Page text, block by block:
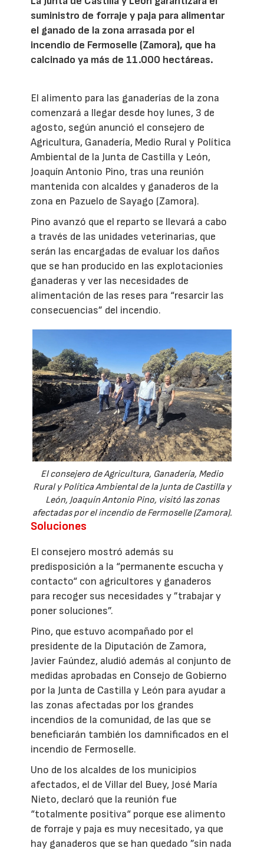
suministro de forraje y paja para alimentar
el ganado de la zona arrasada por el
incendio de Fermoselle (Zamora), que ha
calcinado ya más de 11.000 hectáreas.
El alimento para las ganaderías de la zona
comenzará a llegar desde hoy lunes, 3 de
agosto, según anunció el consejero de
Agricultura, Ganadería, Medio Rural y Política
Ambiental de la Junta de Castilla y León,
Joaquín Antonio Pino, tras una reunión
mantenida con alcaldes y ganaderos de la
zona en Pazuelo de Sayago (Zamora).
Pino avanzó que el reparto se llevará a cabo
a través de las unidades veterinarias, que
serán las encargadas de evaluar los daños
que se han producido en las explotacionies
ganaderas y ver las necesidades de
alimentación de las reses para “resarcir las
consecuencias” del incendio.
El consejero de Agricultura, Ganadería, Medio
Rural y Política Ambiental de la Junta de Castilla y
León, Joaquín Antonio Pino, visitó las zonas
afectadas por el incendio de Fermoselle (Zamora).
Soluciones
El consejero mostró además su
predisposición a la “permanente escucha y
contacto“ con agricultores y ganaderos
para recoger sus necesidades y ”trabajar y
poner soluciones”.
Pino, que estuvo acompañado por el
presidente de la Diputación de Zamora,
Javier Faúndez, aludió además al conjunto de
medidas aprobadas en Consejo de Gobierno
por la Junta de Castilla y León para ayudar a
las zonas afectadas por los grandes
incendios de la comunidad, de las que se
beneficiarán también los damnificados en el
incendio de Fermoselle.
Uno de los alcaldes de los municipios
afectados, el de Villar del Buey, José María
Nieto, declaró que la reunión fue
“totalmente positiva“ porque ese alimento
de forraje y paja es muy necesitado, ya que
hay ganaderos que se han quedado ”sin nada